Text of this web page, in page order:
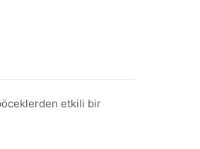
etkili bir